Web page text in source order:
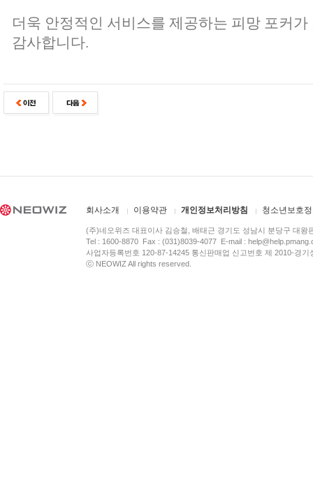
더욱 안정적인 서비스를 제공하는 피망 포커가
감사합니다.
회사소개 이용약관 개인정보처리방침 청소년보호
(주)네오위즈 대표이사 김승철, 배태근 경기도 성남시 분당구 대왕
Tel : 1600-8870 Fax : (031)8039-4077 E-mail :
사업자등록번호 120-87-14245 통신판매업 신고번호 제 2010-경
ⓒ NEOWIZ All rights reserved.